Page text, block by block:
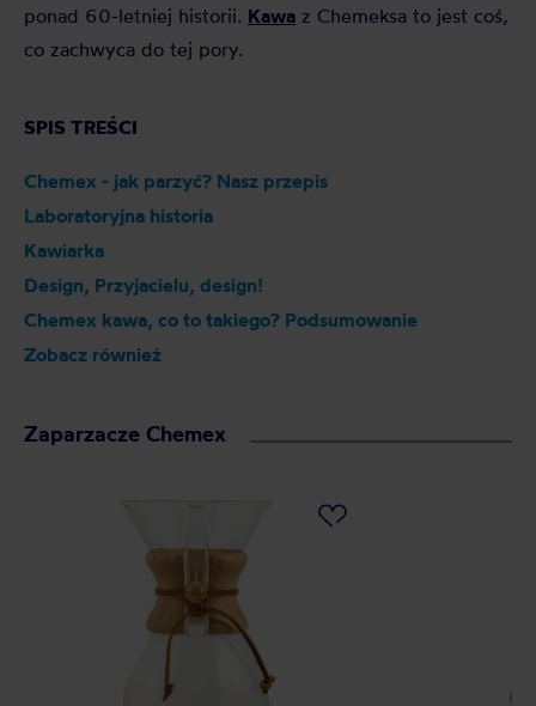
ponad 60-letniej historii. Kawa z Chemeksa to jest coś,
co zachwyca do tej pory.
SPIS TREŚCI
Chemex - jak parzyć? Nasz przepis
Laboratoryjna historia
Kawiarka
Design, Przyjacielu, design!
Chemex kawa, co to takiego? Podsumowanie
Zobacz również
Zaparzacze Chemex